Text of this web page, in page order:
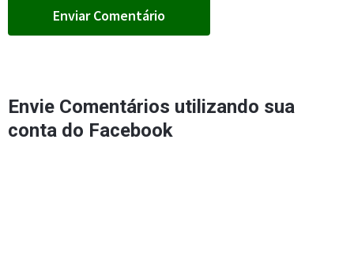
Envie Comentários utilizando sua
conta do Facebook